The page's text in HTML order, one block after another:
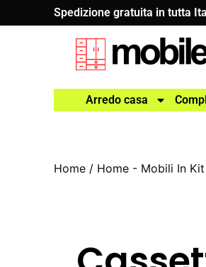
Spedizione gratuita in tutta
Arredo casa
Home / Home - Mobili In Kit